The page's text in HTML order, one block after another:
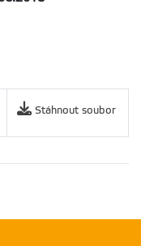
Stáhnout soubor